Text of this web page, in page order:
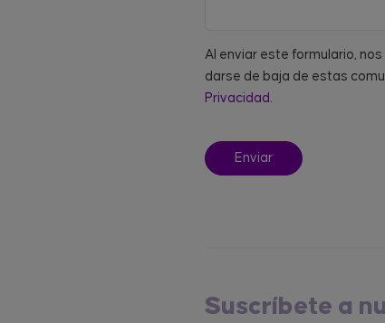
Al enviar este formulario,
darse de baja de estas
Privacidad.
Suscríbete a